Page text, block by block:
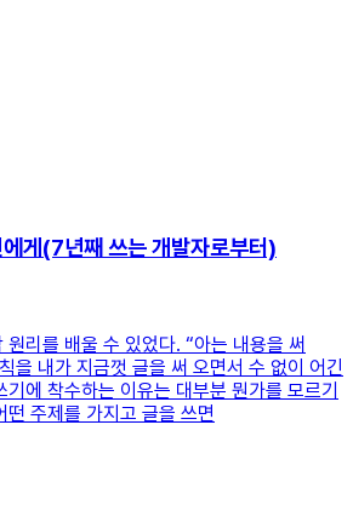
게(7년째 쓰는 개발자로부터)
리를 배울 수 있었다. “아는 내용을 써
을 내가 지금껏 글을 써 오면서 수 없이 어긴
에 착수하는 이유는 대부분 뭔가를 모르기
주제를 가지고 글을 쓰면